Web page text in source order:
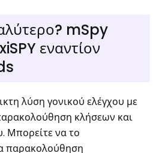
mSpy
εναντίον
λύση γονικού ελέγχου με
κλήσεων και
Μπορείτε να το
παρακολούθηση